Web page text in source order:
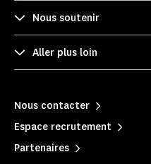
Nous soutenir
Aller plus loin
Nous contacter
Espace recrutement
Partenaires